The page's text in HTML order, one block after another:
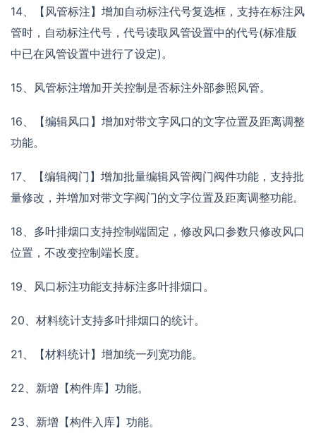
14、【风管标注】增加自动标注代号复选框，支持在标注风
管时，自动标注代号，代号读取风管设置中的代号(标准版
中已在风管设置中进行了设定)。
15、风管标注增加开关控制是否标注外部参照风管。
16、【编辑风口】增加对带文字风口的文字位置及距离调整
功能。
17、【编辑阀门】增加批量编辑风管阀门阀件功能，支持批
量修改，并增加对带文字阀门的文字位置及距离调整功能。
18、多叶排烟口支持控制端固定，修改风口参数只修改风口
位置，不改变控制端长度。
19、风口标注功能支持标注多叶排烟口。
20、材料统计支持多叶排烟口的统计。
21、【材料统计】增加统一列宽功能。
22、新增【构件库】功能。
23、新增【构件入库】功能。